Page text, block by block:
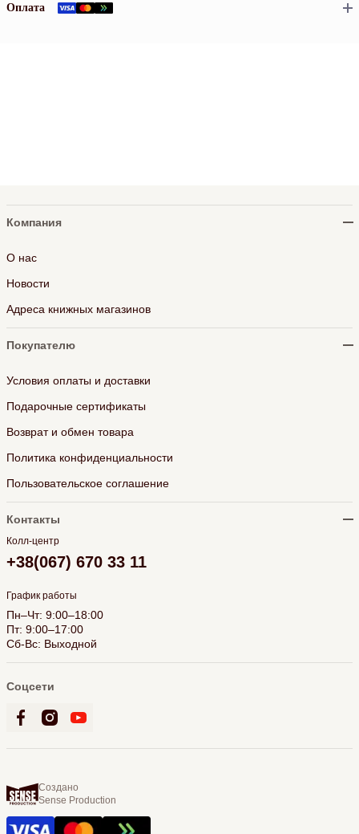
Оплата
Компания
О нас
Новости
Адреса книжных магазинов
Покупателю
Условия оплаты и доставки
Подарочные сертификаты
Возврат и обмен товара
Политика конфиденциальности
Пользовательское соглашение
Контакты
Колл-центр
+38(067) 670 33 11
График работы
Пн–Чт: 9:00–18:00
Пт: 9:00–17:00
Сб-Вс: Выходной
Соцсети
Создано
Sense Production